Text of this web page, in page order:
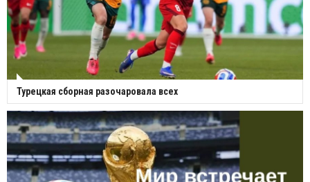
Турецкая сборная разочаровала всех